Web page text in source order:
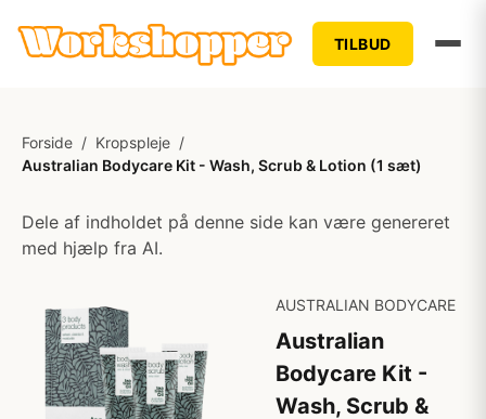
TILBUD
Forside / Kropspleje /
Australian Bodycare Kit - Wash, Scrub & Lotion (1 sæt)
Dele af indholdet på denne side kan være genereret
med hjælp fra AI.
AUSTRALIAN BODYCARE
Australian
Bodycare Kit -
Wash, Scrub &